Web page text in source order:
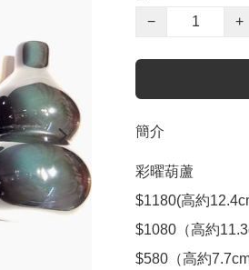
−
+
簡介
彩曜葫蘆
$1180(高約
$1080（高約
$580（高約